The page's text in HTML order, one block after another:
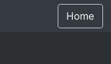
Home